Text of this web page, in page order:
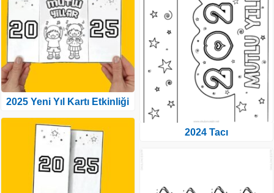
2025 Yeni Yıl Kartı Etkinliği
2024 Tacı